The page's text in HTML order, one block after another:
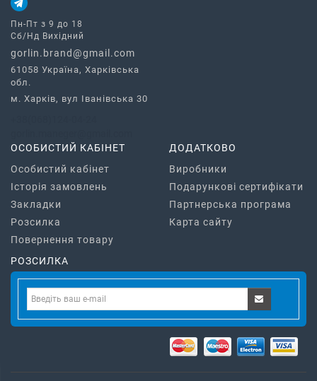
Пн-Пт з 9 до 18
Сб/Нд Вихідний
gorlin.brand@gmail.com
61058 Україна, Харківська
обл.
м. Харків, вул Іванівська 30
ОСОБИСТИЙ КАБІНЕТ
Особистий кабінет
Історія замовлень
Закладки
Розсилка
Повернення товару
ДОДАТКОВО
Виробники
Подарункові сертифікати
Партнерська програма
Карта сайту
РОЗСИЛКА